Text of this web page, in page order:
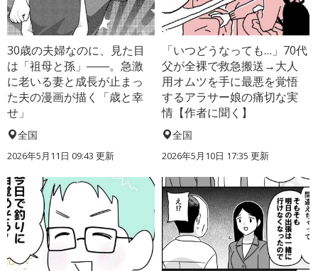
30歳の夫婦なのに、見た目
は「祖母と孫」――。急激
に老いる妻と成長が止まっ
た夫の漫画が描く「歳と幸
せ」
全国
2026年5月11日 09:43 更新
「いつどうなっても…」70代
父が全裸で救急搬送→大人
用オムツを手に最悪を覚悟
するアラサー娘の痛切な実
情【作者に聞く】
全国
2026年5月10日 17:35 更新